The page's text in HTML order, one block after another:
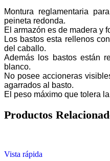
Montura reglamentaria
peineta redonda.
El armazón es de madera y
Los bastos esta rellenos
del caballo.
Además los bastos están
blanco.
No posee accioneras
agarrados al basto.
El peso máximo que tolera
Productos
Vista rápida